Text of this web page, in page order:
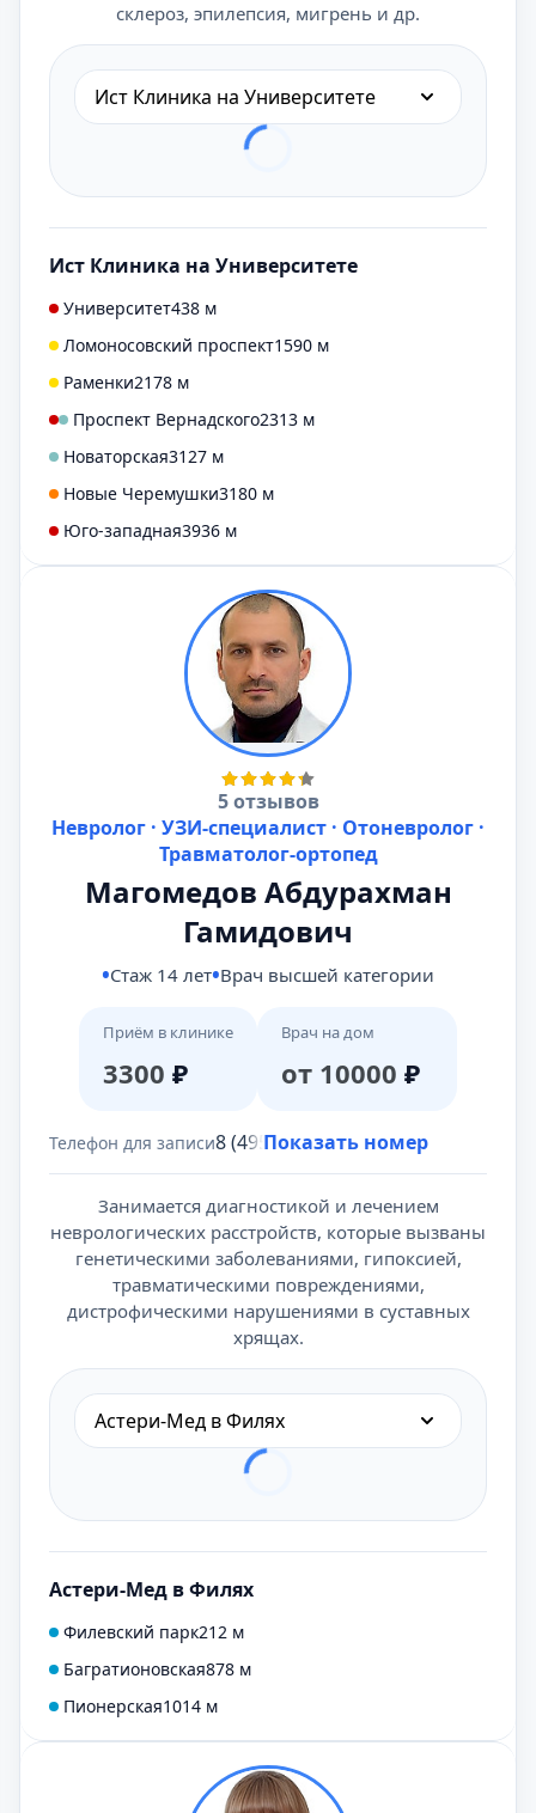
склероз, эпилепсия, мигрень и др.
Ист Клиника на Университете
Ист Клиника на Университете
Университет438 м
Ломоносовский проспект1590 м
Раменки2178 м
Проспект Вернадского2313 м
Новаторская3127 м
Новые Черемушки3180 м
Юго-западная3936 м
5 отзывов
Невролог · УЗИ-специалист · Отоневролог ·
Травматолог-ортопед
Магомедов Абдурахман
Гамидович
Стаж 14 лет Врач высшей категории
Приём в клинике
3300 ₽
Врач на дом
от 10000 ₽
Телефон для записи8 (495) 431-69-47
Показать номер
Занимается диагностикой и лечением
неврологических расстройств, которые вызваны
генетическими заболеваниями, гипоксией,
травматическими повреждениями,
дистрофическими нарушениями в суставных
хрящах.
Астери-Мед в Филях
Астери-Мед в Филях
Филевский парк212 м
Багратионовская878 м
Пионерская1014 м